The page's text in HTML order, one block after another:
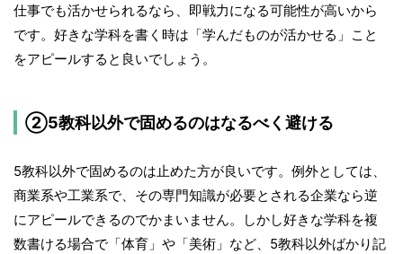
仕事でも活かせられるなら、即戦力になる可能性が高いから
です。好きな学科を書く時は「学んだものが活かせる」こと
をアピールすると良いでしょう。
②5教科以外で固めるのはなるべく避ける
5教科以外で固めるのは止めた方が良いです。例外としては、
商業系や工業系で、その専門知識が必要とされる企業なら逆
にアピールできるのでかまいません。しかし好きな学科を複
数書ける場合で「体育」や「美術」など、5教科以外ばかり記